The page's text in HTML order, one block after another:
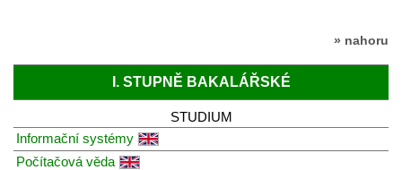
» nahoru
I. STUPNĚ BAKALÁŘSKÉ
STUDIUM
Informační systémy
Počítačová věda